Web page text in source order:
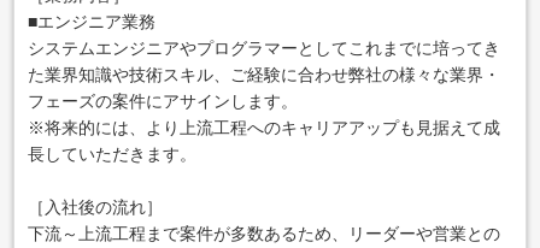
■エンジニア業務
システムエンジニアやプログラマーとしてこれまでに培ってき
た業界知識や技術スキル、ご経験に合わせ弊社の様々な業界・
フェーズの案件にアサインします。
※将来的には、より上流工程へのキャリアアップも見据えて成
長していただきます。
［入社後の流れ］
下流～上流工程まで案件が多数あるため、リーダーや営業との